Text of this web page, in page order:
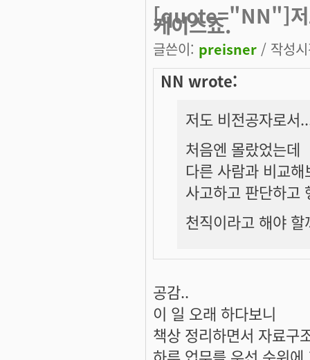
[quote="NN"]저
케이스죠.
글쓴이: preisner / 작성
NN wrote:
저도 비전공자로서
처음엔 몰랐었는데
다른 사람과 비교
사고하고 판단하고
천직이라고 해야 할
공감..
이 일 오래 하다보니
책상 정리하면서 자료구